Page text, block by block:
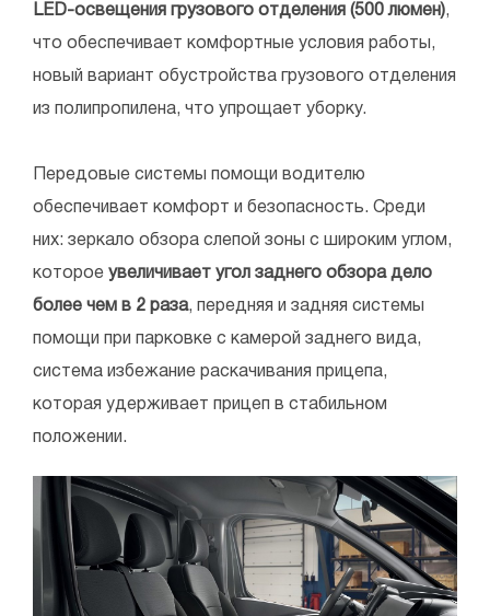
LED-освещения грузового отделения (500 люмен),
что обеспечивает комфортные условия работы,
новый вариант обустройства грузового отделения
из полипропилена, что упрощает уборку.
Передовые системы помощи водителю
обеспечивает комфорт и безопасность. Среди
них: зеркало обзора слепой зоны с широким углом,
которое увеличивает угол заднего обзора дело
более чем в 2 раза, передняя и задняя системы
помощи при парковке с камерой заднего вида,
система избежание раскачивания прицепа,
которая удерживает прицеп в стабильном
положении.